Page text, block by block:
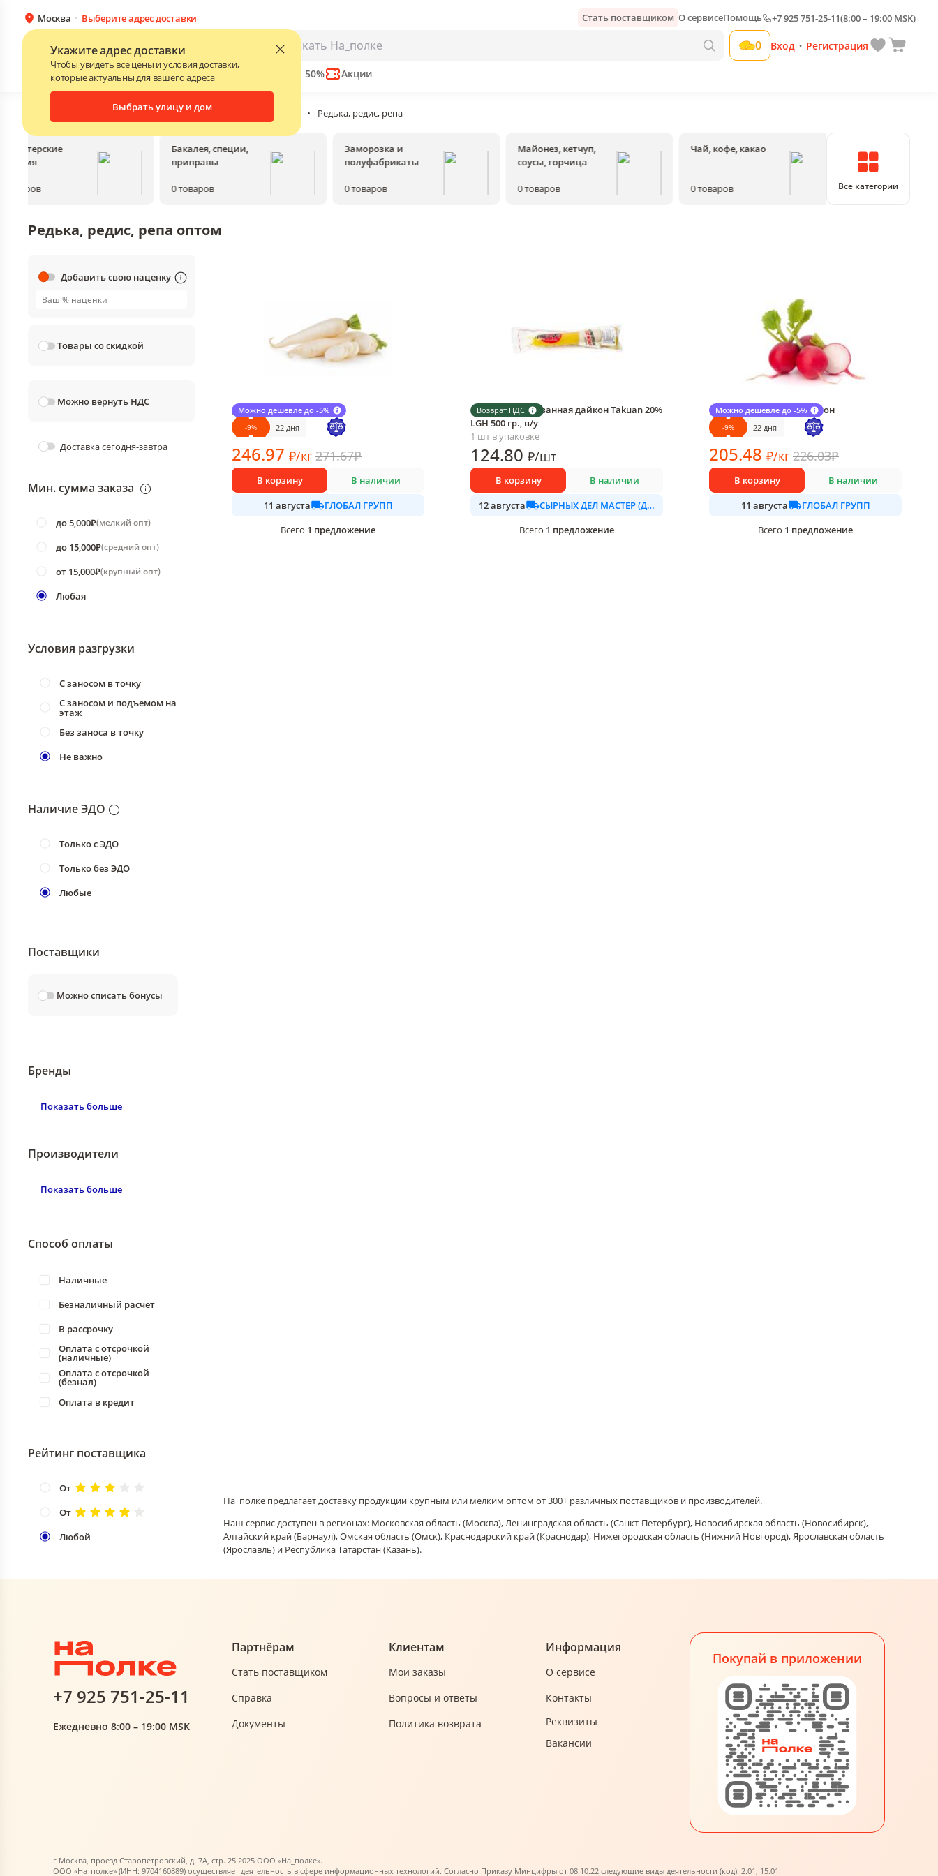
Москва Выберите адрес доставки
Укажите адрес доставки
Чтобы увидеть все цены и условия доставки,
которые актуальны для вашего адреса
Выбрать улицу и дом
Стать поставщиком О сервисеПомощь +7 925 751-25-11(8:00 – 19:00 MSK)
Каталог 0 Вход • Регистрация
БрендыПрайс-листы поставщиков Скидки до 50% Акции
Каталог • Свежие овощи, фрукты, зелень, грибы • Редька, редис, репа
товаров
Бакалея, специи,
приправы
0товаров
Заморозка и
полуфабрикаты
0товаров
Майонез, кетчуп,
соусы, горчица
0товаров
Чай, кофе, какао
0товаров
Соки, воды,
0товаров
Все категории
Редька, редис, репа оптом
Добавить свою наценку
Товары со скидкой
Можно вернуть НДС
Доставка сегодня-завтра
Мин. сумма заказа
до 5,000₽(мелкий опт)
до 15,000₽(средний опт)
от 15,000₽(крупный опт)
Любая
Условия разгрузки
С заносом в точку
С заносом и подъемом на
этаж
Без заноса в точку
Не важно
Наличие ЭДО
Только с ЭДО
Только без ЭДО
Любые
Поставщики
Можно списать бонусы
Бренды
Показать больше
Производители
Показать больше
Способ оплаты
Наличные
Безналичный расчет
В рассрочку
Оплата с отсрочкой
(наличные)
Оплата с отсрочкой
(безнал)
Оплата в кредит
Рейтинг поставщика
От
От
Любой
Можно дешевле до -5%
-9% 22 дня
Дайкон 1 кг., картон
~1 кг в упаковке
246.97 ₽/кг271.67₽
В корзину В наличии
11 августа
ГЛОБАЛ ГРУПП
Всего 1 предложение
Возврат НДС
Редька маринованная дайкон Takuan 20%
LGH 500 гр., в/у
1 шт в упаковке
124.80 ₽/шт
В корзину В наличии
12 августа
СЫРНЫХ ДЕЛ МАСТЕР (ДАЛИМО)
Всего 1 предложение
Можно дешевле до -5%
-9% 22 дня
Редис красный 1 кг., картон
~1 кг в упаковке
205.48 ₽/кг226.03₽
В корзину В наличии
11 августа
ГЛОБАЛ ГРУПП
Всего 1 предложение
На_полке предлагает доставку продукции крупным или мелким оптом от 300+ различных поставщиков и производителей.
Наш сервис доступен в регионах: Московская область (Москва), Ленинградская область (Санкт-Петербург), Новосибирская область (Новосибирск),
Алтайский край (Барнаул), Омская область (Омск), Краснодарский край (Краснодар), Нижегородская область (Нижний Новгород), Ярославская область
(Ярославль) и Республика Татарстан (Казань).
+7 925 751-25-11
Ежедневно 8:00 – 19:00 MSK
Партнёрам
Стать поставщиком
Справка
Документы
Клиентам
Мои заказы
Вопросы и ответы
Политика возврата
Информация
О сервисе
Контакты
Реквизиты
Вакансии
Покупай в приложении
г Москва, проезд Старопетровский, д. 7А, стр. 25 2025 ООО «На_полке».
ООО «На_полке» (ИНН: 9704160889) осуществляет деятельность в сфере информационных технологий. Согласно Приказу Минцифры от 08.10.22 следующие виды деятельности (код): 2.01, 15.01.